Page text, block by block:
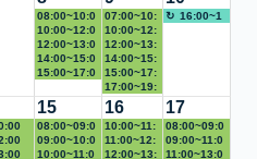
ocencia@l
acardio.org
Franco
DISEÑO
PIEZAS
08:00~10:0
0 Uso de AI
10:00~12:0
0 Taller
virtual:
"Comunica
efectiva:
estrategias
para
conectar y
12:00~13:0
0 DISEÑO
PIEZA
14:00~15:0
0 Seo
15:00~17:0
07:00~10:
00 no
disponible
10:00~12:
00 C42
Marca
personal
12:00~13:
00 Doc.
Carlo
olaya
14:00~15:
00
DISEÑO
PIEZAS
15:00~17:
00
Publicida
d
17:00~19:
00 Diseño
Web
16:00~1
15
08:00~09:0
0
luciap.fran
09:00~10:0
0 Edición
10:00~11:0
16
10:00~11:
00 Video
FCI
11:00~12:
00
12:00~13:
17
08:00~09:0
0 Material
POP
09:00~11:0
0 Branding
11:00~13:0